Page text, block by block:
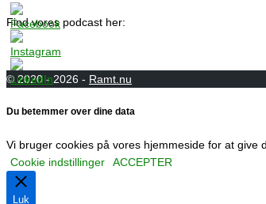
Find vores podcast her:
© 2020 - 2026 - Ramt.nu
Du betemmer over dine data
Vi bruger cookies på vores hjemmeside for at give
Cookie indstillinger
ACCEPTER
Luk